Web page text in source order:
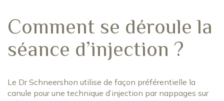
Comment se déroule la
séance d’injection ?
Le Dr Schneershon utilise de façon préférentielle la
canule pour une technique d’injection par nappages sur